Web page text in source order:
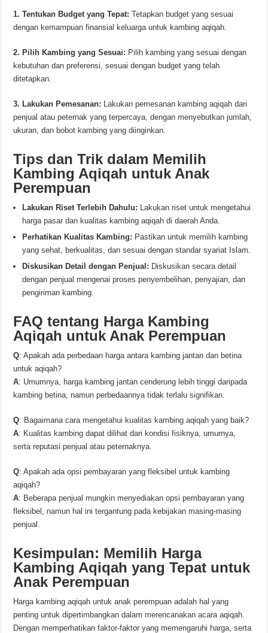
1. Tentukan Budget yang Tepat: Tetapkan budget yang sesuai
dengan kemampuan finansial keluarga untuk kambing aqiqah.
2. Pilih Kambing yang Sesuai: Pilih kambing yang sesuai dengan
kebutuhan dan preferensi, sesuai dengan budget yang telah
ditetapkan.
3. Lakukan Pemesanan: Lakukan pemesanan kambing aqiqah dari
penjual atau peternak yang terpercaya, dengan menyebutkan jumlah,
ukuran, dan bobot kambing yang diinginkan.
Tips dan Trik dalam Memilih
Kambing Aqiqah untuk Anak
Perempuan
Lakukan Riset Terlebih Dahulu: Lakukan riset untuk mengetahui
harga pasar dan kualitas kambing aqiqah di daerah Anda.
Perhatikan Kualitas Kambing: Pastikan untuk memilih kambing
yang sehat, berkualitas, dan sesuai dengan standar syariat Islam.
Diskusikan Detail dengan Penjual: Diskusikan secara detail
dengan penjual mengenai proses penyembelihan, penyajian, dan
pengiriman kambing.
FAQ tentang Harga Kambing
Aqiqah untuk Anak Perempuan
Q: Apakah ada perbedaan harga antara kambing jantan dan betina
untuk aqiqah?
A: Umumnya, harga kambing jantan cenderung lebih tinggi daripada
kambing betina, namun perbedaannya tidak terlalu signifikan.
Q: Bagaimana cara mengetahui kualitas kambing aqiqah yang baik?
A: Kualitas kambing dapat dilihat dari kondisi fisiknya, umurnya,
serta reputasi penjual atau peternaknya.
Q: Apakah ada opsi pembayaran yang fleksibel untuk kambing
aqiqah?
A: Beberapa penjual mungkin menyediakan opsi pembayaran yang
fleksibel, namun hal ini tergantung pada kebijakan masing-masing
penjual.
Kesimpulan: Memilih Harga
Kambing Aqiqah yang Tepat untuk
Anak Perempuan
Harga kambing aqiqah untuk anak perempuan adalah hal yang
penting untuk dipertimbangkan dalam merencanakan acara aqiqah.
Dengan memperhatikan faktor-faktor yang memengaruhi harga, serta